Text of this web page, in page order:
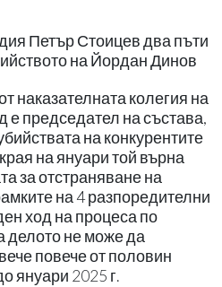
Петър Стоицев два пъти
на Йордан Динов
наказателната колегия на
е председател на състава,
на конкурентите
на януари той върна
за отстраняване на
на 4 разпоредителни
ход на процеса по
делото не може да
повече от половин
януари 2025 г.